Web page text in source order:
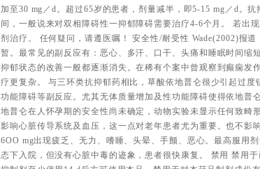
加至30 mg／d。超过65岁的患者，剂量减半，即5-15 mg／d。
间，一般说来对双相障碍性一抑郁障碍需要治疗4-6个月。 若出
剂治疗。 任何疑问，请遵医嘱！ 安全性/耐受性 Wade(2002)报
暂。最常见的副反应有：恶心、多汗、口干、头痛和睡眠时间缩
抑郁状态的改善一般都逐渐消失。在稀有个案中曾观察到癫痫发
疗更复杂。 与三环类抗抑郁药相比，草酸依地普仑很少引起过
功能障碍等副反应。尤其无体质量增加及性功能障碍使得依地普
地普仑在人怀孕期的安全性尚未确定，动物实验未显示任何致畸
影响心脏传导系统及血压，这一点对老年患者尤为重要。也不影
6OO mg出现疲乏、无力、嗜睡、头晕、手颤、恶心。最高服用
态下入院，但没有心脏中毒的迹象，患者很快康复。 禁用 禁用